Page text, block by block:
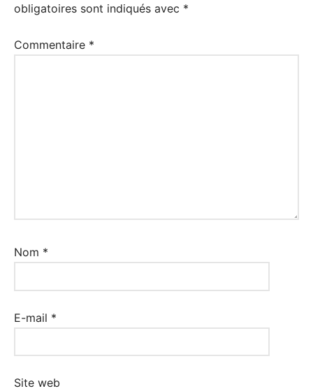
obligatoires sont indiqués avec *
Commentaire *
Nom *
E-mail *
Site web